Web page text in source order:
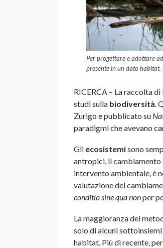
Per progettare e adottare
presente in un dato
RICERCA – La raccolta
studi sulla biodiversità.
Zurigo e pubblicato su
paradigmi che avevano
Gli ecosistemisono
antropici, il cambiamento
intervento ambientale, è
valutazione del
conditio sine qua nonper
La maggioranza dei
solo di alcuni
habitat. Più di recente,